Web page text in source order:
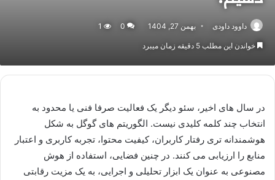
داوود داودی بهمن 27, 1404 0
1
خواندن این مطلب 5 دقیقه زمان میبرد
در سال های اخیر، سئو دیگر یک فعالیت صرفا فنی یا محدود به
انتخاب چند کلمه کلیدی نیست. الگوریتم های گوگل به شکل
هوشمندانه تری رفتار کاربران، کیفیت محتوا، تجربه کاربری و اعتبار
منابع را ارزیابی می کنند. در چنین فضایی، استفاده از هوش
مصنوعی به عنوان یک ابزار تحلیلی و اجرایی، به یک مزیت رقابتی